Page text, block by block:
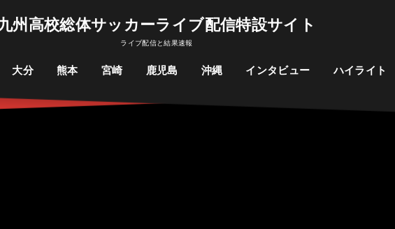
州高校総体サッカーライブ配信特設サイト
ライブ配信と結果速報
大分 熊本 宮崎 鹿児島 沖縄 インタビュー ハイライト